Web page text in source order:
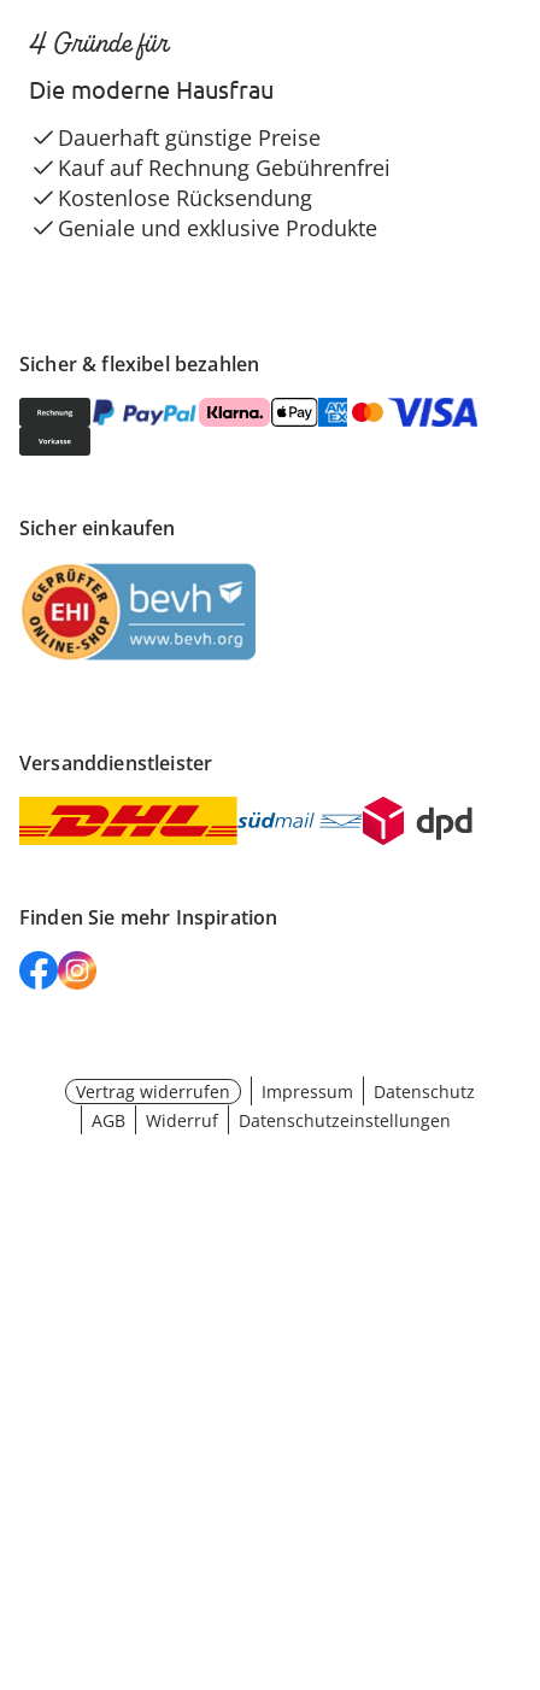
Sicher & flexibel bezahlen
Sicher einkaufen
Versanddienstleister
Finden Sie mehr Inspiration
4 Gründe für
Die moderne Hausfrau
Dauerhaft günstige Preise
Kauf auf Rechnung Gebührenfrei
Kostenlose Rücksendung
Geniale und exklusive Produkte
Vertrag widerrufen Impressum
Datenschutz
AGB
Widerruf Datenschutzeinstellungen